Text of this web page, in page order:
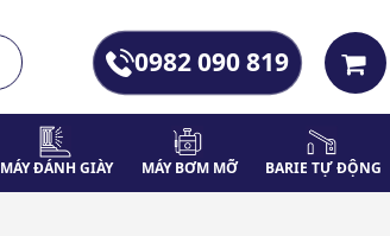
0982 090 819
MÁY ĐÁNH GIÀY MÁY BƠM MỠ BARIE TỰ ĐỘNG